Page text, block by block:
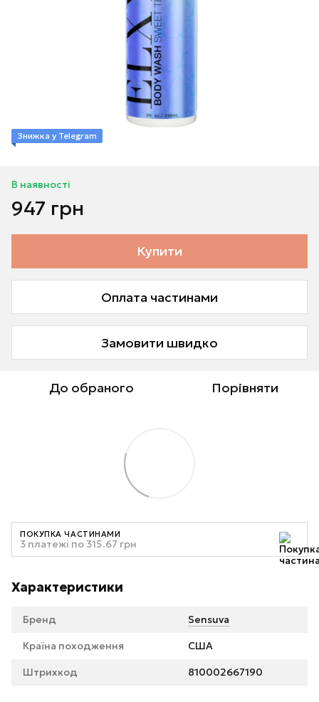
Знижка у Telegram
В наявності
947 грн
Купити
Оплата частинами
Замовити швидко
До обраного Порівняти
ПОКУПКА ЧАСТИНАМИ
3 платежі по 315.67 грн
Характеристики
Бренд Sensuva
Країна походження США
Штрихкод 810002667190